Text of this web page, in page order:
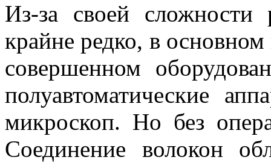
Из-за своей сложности
крайне редко, в основном
совершенном
полуавтоматические
микроскоп. Но без
Соединение волокон